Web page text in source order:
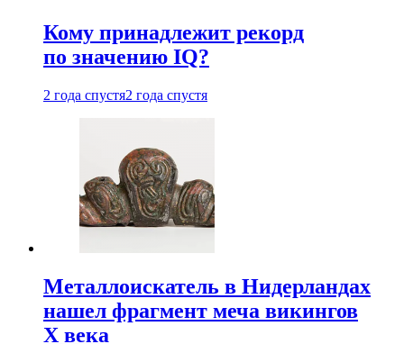
Кому принадлежит рекорд
по значению IQ?
2 года спустя2 года спустя
Металлоискатель в Нидерландах
нашел фрагмент меча викингов
X века